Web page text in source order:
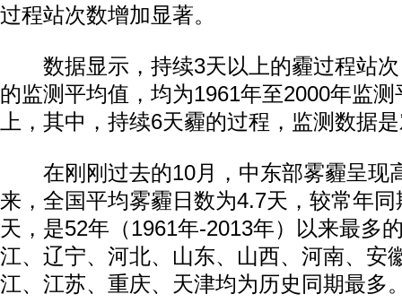
过程站次数增加显著。
数据显示，持续3天以上的霾过程站次
的监测平均值，均为1961年至2000年监
上，其中，持续6天霾的过程，监测数据
在刚刚过去的10月，中东部雾霾呈现
来，全国平均雾霾日数为4.7天，较常年
天，是52年（1961年-2013年）以来最多
江、辽宁、河北、山东、山西、河南、安
江、江苏、重庆、天津均为历史同期最多